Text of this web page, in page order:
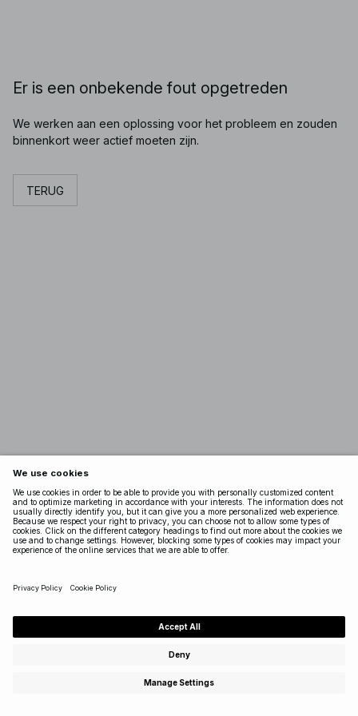
Er is een onbekende fout opgetreden
We werken aan een oplossing voor het probleem en zouden
binnenkort weer actief moeten zijn.
TERUG